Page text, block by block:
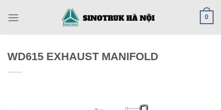
0
WD615 EXHAUST MANIFOLD